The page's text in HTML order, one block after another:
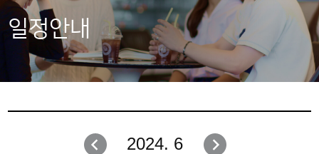
일정안내
2024. 6